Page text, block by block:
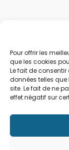
Pour offrir les
que les cookies
Le fait de
données telles
site. Le fait de ne
effet négatif sur